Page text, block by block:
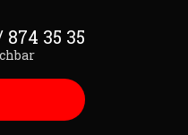
874 35 35